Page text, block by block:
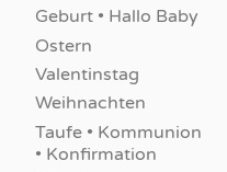
Geburt • Hallo Baby
Ostern
Valentinstag
Weihnachten
Taufe • Kommunion
• Konfirmation